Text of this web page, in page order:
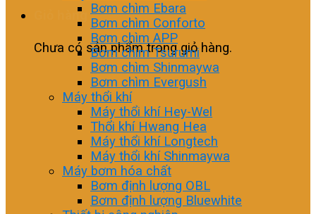
Giỏ hàng
Chưa có sản phẩm trong giỏ hàng.
Bơm chìm Ebara
Bơm chìm Conforto
Bơm chìm APP
Bơm chìm Tsurumi
Bơm chìm Shinmaywa
Bơm chìm Evergush
Máy thổi khí
Máy thổi khí Hey-Wel
Thổi khí Hwang Hea
Máy thổi khí Longtech
Máy thổi khí Shinmaywa
Máy bơm hóa chất
Bơm định lượng OBL
Bơm định lượng Bluewhite